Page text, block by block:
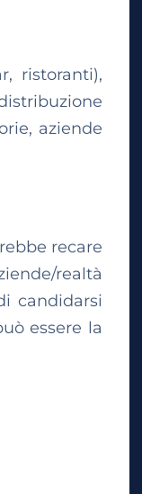
ristoranti),
aziende
recare
realtà
candidarsi
essere la